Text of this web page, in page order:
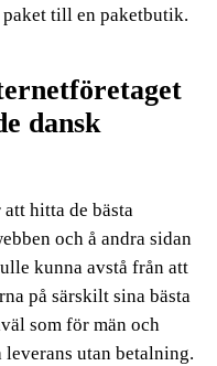
till en paketbutik.
dansk
hitta de bästa
och å andra sidan
kunna avstå från att
på särskilt sina bästa
som för män och
utan betalning.